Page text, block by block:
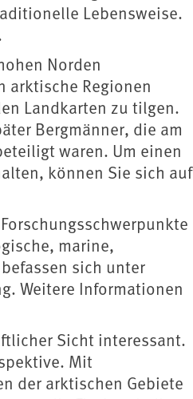
Lebensweise.
Norden
arktische Regionen
Landkarten zu tilgen.
Bergmänner, die am
waren. Um einen
können Sie sich auf
marine,
sich unter
Weitere Informationen
Sicht interessant.
Mit
der arktischen Gebiete